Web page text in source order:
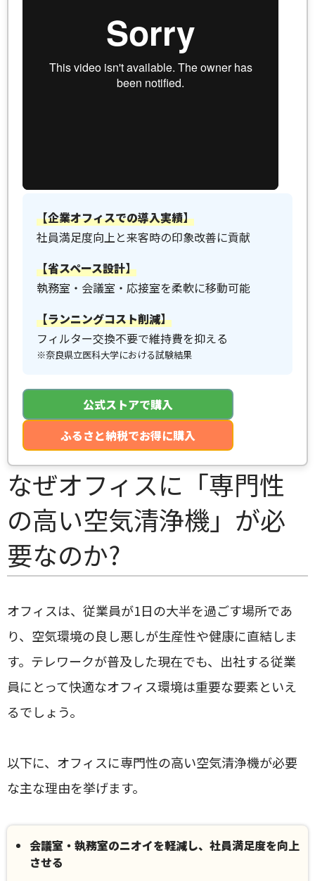
【企業オフィスでの導入実績】
社員満足度向上と来客時の印象改善に貢献
【省スペース設計】
執務室・会議室・応接室を柔軟に移動可能
【ランニングコスト削減】
フィルター交換不要で維持費を抑える
※奈良県立医科大学における試験結果
公式ストアで購入
ふるさと納税でお得に購入
なぜオフィスに「専門性
の高い空気清浄機」が必
要なのか?
オフィスは、従業員が1日の大半を過ごす場所であ
り、空気環境の良し悪しが生産性や健康に直結しま
す。テレワークが普及した現在でも、出社する従業
員にとって快適なオフィス環境は重要な要素といえ
るでしょう。
以下に、オフィスに専門性の高い空気清浄機が必要
な主な理由を挙げます。
会議室・執務室のニオイを軽減し、社員満足度を向上
させる